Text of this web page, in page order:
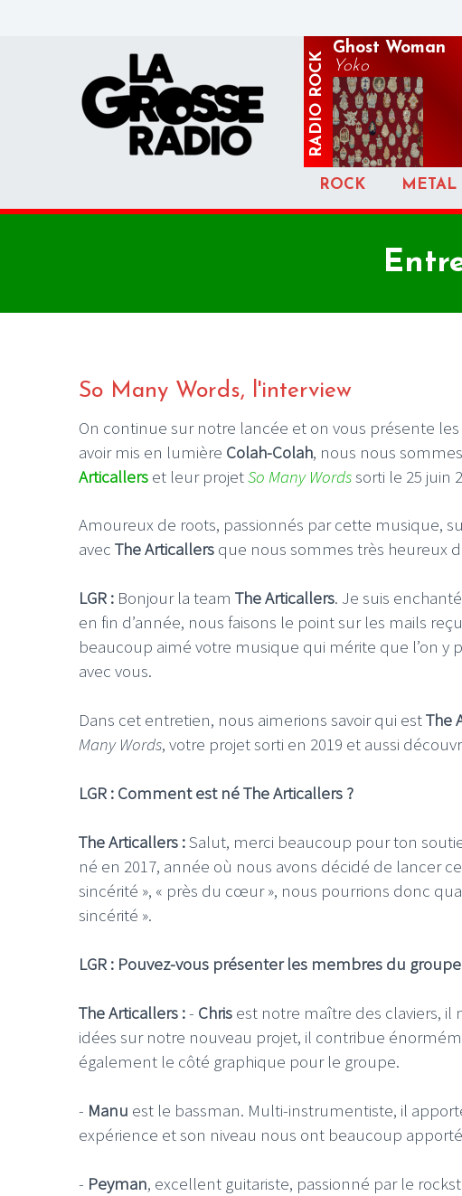
RADIO
ROCK
Ghost Woman
Yoko
ROCK METAL
So Many Words, l'interview
On continue sur notre lancée et on vous présente
avoir mis en lumière Colah-Colah, nous nous
Articallers et leur projetSo Many Wordssorti le 25 juin
Amoureux de roots, passionnés par cette musique,
avec The Articallers que nous sommes très heureux
LGR : Bonjour la team The Articallers. Je suis
en fin d’année, nous faisons le point sur les mails
beaucoup aimé votre musique qui mérite que l’on y
avec vous.
Dans cet entretien, nous aimerions savoir qui estThe
Many Words, votre projet sorti en 2019 et aussi
LGR : Comment est né The Articallers ?
The Articallers :Salut, merci beaucoup pour ton
né en 2017, année où nous avons décidé de lancer
sincérité », « près du cœur », nous pourrions donc
sincérité ».
LGR : Pouvez-vous présenter les membres du
The Articallers :- Chris est notre maître des claviers,
idées sur notre nouveau projet, il contribue
également le côté graphique pour le groupe.
- Manu est le bassman. Multi-instrumentiste, il
expérience et son niveau nous ont beaucoup
- Peyman, excellent guitariste, passionné par le